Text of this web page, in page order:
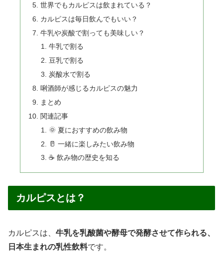
世界でもカルピスは飲まれている？
カルピスは毎日飲んでもいい？
牛乳や炭酸で割っても美味しい？
牛乳で割る
豆乳で割る
炭酸水で割る
唎酒師が感じるカルピスの魅力
まとめ
関連記事
🌞 夏におすすめの飲み物
🥛 一緒に楽しみたい飲み物
☕ 飲み物の歴史を知る
カルピスとは？
カルピスは、 牛乳を乳酸菌や酵母で発酵させて作られる、
日本生まれの乳性飲料です。